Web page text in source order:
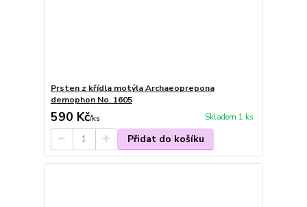
Prsten z křídla motýla Archaeoprepona
demophon No. 1605
590 Kč/ks Skladem 1 ks
Přidat do košíku